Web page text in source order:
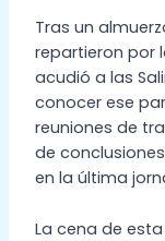
Tras un
repartieron por
acudió a las
conocer ese
reuniones de
de
en la última
La cena de